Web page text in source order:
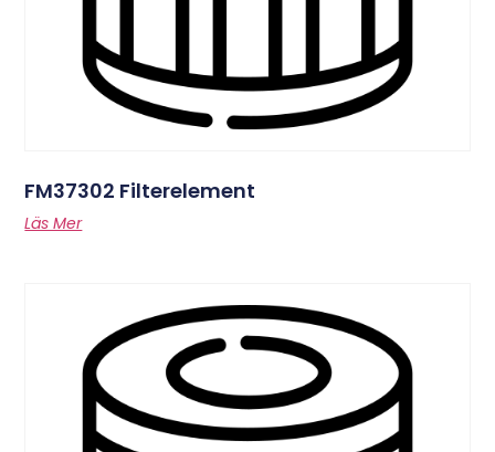
FM37302 Filterelement
Läs Mer